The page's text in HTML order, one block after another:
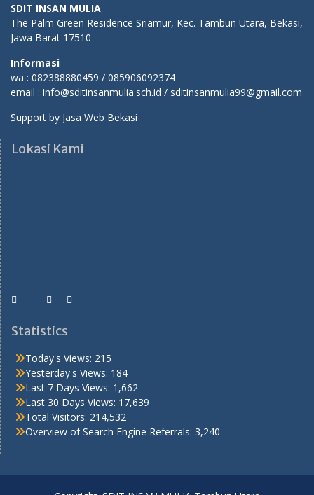
SDIT INSAN MULIA
The Palm Green Residence Sriamur, Kec. Tambun Utara, Bekasi,
Jawa Barat 17510
Informasi
wa : 082388880459 / 085906092374
email : info@sditinsanmulia.sch.id / sditinsanmulia99@gmail.com
Support by Jasa Web Bekasi
Lokasi Kami
Statistics
Today's Views: 215
Yesterday's Views: 184
Last 7 Days Views: 1,662
Last 30 Days Views: 17,639
Total Visitors: 214,532
Overview of Search Engine Referrals: 3,240